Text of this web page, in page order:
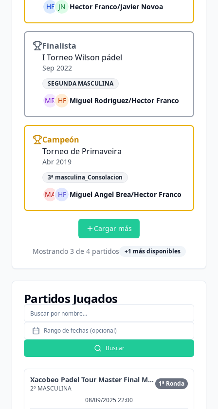
HF JN Hector Franco/Javier Novoa
Finalista
I Torneo Wilson pádel
Sep 2022
SEGUNDA MASCULINA
MR HF Miguel Rodriguez/Hector Franco
Campeón
Torneo de Primaveira
Abr 2019
3ª masculina_Consolacion
MA HF Miguel Angel Brea/Hector Franco
Cargar más
Mostrando 3 de 4partidos +1 más disponibles
Partidos Jugados
Rango de fechas (opcional)
Buscar
Xacobeo Padel Tour Master Final MAEX Pérez Varela
2º MASCULINA
1ª Ronda
08/09/2025 22:00